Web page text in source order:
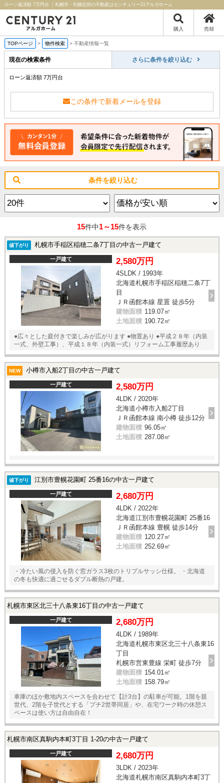
ローン返済額 7万円台 ｜札幌市・札幌近郊の不動産はセンチュリー21アルガホーム
購入 売却
TOPページ > 物件検索 > 不動産情報一覧
現在の検索条件 さらに条件を絞り込む
ローン返済額 7万円台
この条件で新着メールを登録
条件を絞り込む
15件中1～15件を表示
値下がり 札幌市手稲区稲穂二条7丁目の中古一戸建て
一戸建て 2,580万円
4SLDK / 1993年
北海道札幌市手稲区稲穂二条7丁
目
ＪＲ函館本線 星置 徒歩5分
建物面積 119.07㎡
土地面積 190.72㎡
●広々とした庭付きで楽しみが広がります ●物置あり ●平成２８年（内装
一式、外壁工事）、平成１８年（内装一式）リフォーム工事履歴あり
NEW 小樽市入船2丁目の中古一戸建て
一戸建て 2,580万円
4LDK / 2020年
北海道小樽市入船2丁目
ＪＲ函館本線 南小樽 徒歩12分
建物面積 96.05㎡
土地面積 287.08㎡
値下がり 江別市豊幌花園町 25番16の中古一戸建て
一戸建て 2,680万円
4LDK / 2022年
北海道江別市豊幌花園町 25番16
ＪＲ函館本線 豊幌 徒歩14分
建物面積 120.27㎡
土地面積 252.69㎡
・冷たい風の侵入を防ぐ窓ガラス3枚のトリプルサッシ仕様。 ・北海道
の冬も快適に過ごせるダブル断熱の戸建。
札幌市東区北三十八条東16丁目の中古一戸建て
一戸建て 2,680万円
4LDK / 1989年
北海道札幌市東区北三十八条東16
丁目
札幌市営東豊線 栄町 徒歩7分
建物面積 154.01㎡
土地面積 158.79㎡
車庫のほか敷地内スペースを合わせて【計3台】の駐車が可能。1階を親
世代、2階を子世代とする「プチ2世帯同居」や、在宅ワーク時の休憩ス
ペースは使い方は自由自在！
札幌市南区真駒内本町3丁目 1-20の中古一戸建て
一戸建て 2,680万円
3LDK / 2023年
北海道札幌市南区真駒内本町3丁